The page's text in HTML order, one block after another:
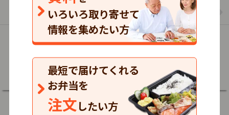
いろいろ取り寄せて
情報を集めたい方
最短で届けてくれる
お弁当を
注文したい方
まごころケア食のお弁当の一覧を見る
詳細